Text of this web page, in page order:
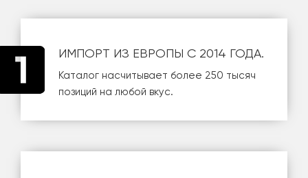
ИМПОРТ ИЗ ЕВРОПЫ С 2014 ГОДА.
Каталог насчитывает более 250 тысяч
позиций на любой вкус.